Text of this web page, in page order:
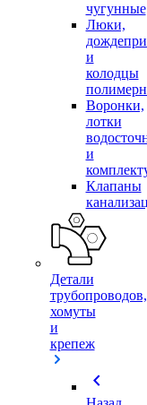
чугунные
Люки,
и
колодцы
Воронки,
лотки
и
Клапаны
Детали
трубопроводов,
хомуты
и
крепеж
chevron_left